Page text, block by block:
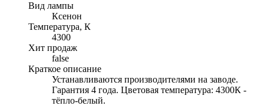
Вид лампы
Ксенон
Температура, К
4300
Хит продаж
false
Краткое описание
Устанавливаются производителями на заводе.
Гарантия 4 года. Цветовая температура: 4300К -
тёпло-белый.